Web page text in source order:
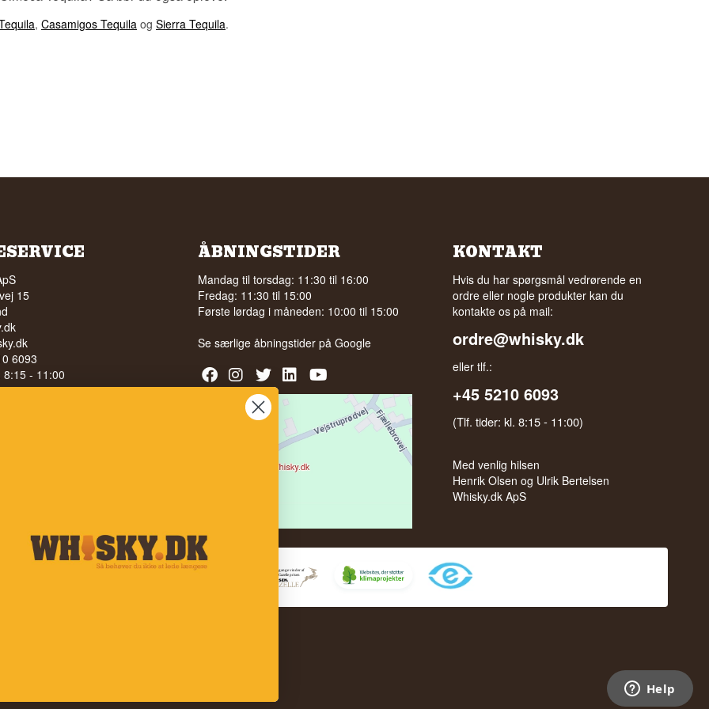
, Casamigos Tequila og Sierra Tequila.
15
6093
8:15 - 11:00
AF ALKOHOL TIL UNGE
på
ÅBNINGSTIDER
Mandag til torsdag: 11:30 til 16:00
Fredag: 11:30 til 15:00
Første lørdag i måneden: 10:00 til 15:00
Se særlige åbningstider på Google
KONTAKT
Hvis du har spørgsmål vedrørende en
ordre eller nogle produkter kan du
kontakte os på mail:
ordre@whisky.dk
eller tlf.:
+45 5210 6093
(Tlf. tider: kl. 8:15 - 11:00)
Med venlig hilsen
Henrik Olsen og Ulrik Bertelsen
Whisky.dk ApS